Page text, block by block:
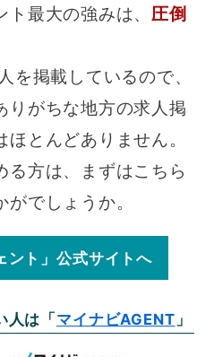
ト最大の強みは、圧倒
を掲載しているので、
りがちな地方の求人掲
とんどありません。
る方は、まずはこちら
でしょうか。
ント」公式サイトへ
人は「マイナビAGENT 」